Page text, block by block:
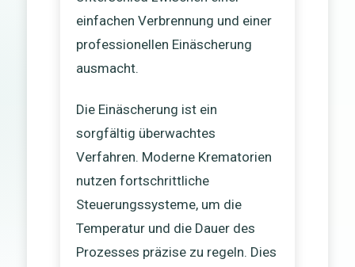
einfachen Verbrennung und einer
professionellen Einäscherung
ausmacht.
Die Einäscherung ist ein
sorgfältig überwachtes
Verfahren. Moderne Krematorien
nutzen fortschrittliche
Steuerungssysteme, um die
Temperatur und die Dauer des
Prozesses präzise zu regeln. Dies